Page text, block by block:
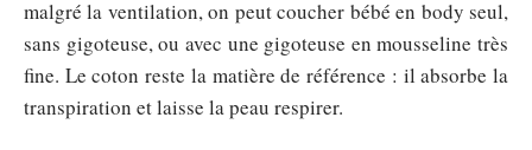
malgré la ventilation, on peut coucher bébé en body seul,
sans gigoteuse, ou avec une gigoteuse en mousseline très
fine. Le coton reste la matière de référence : il absorbe la
transpiration et laisse la peau respirer.